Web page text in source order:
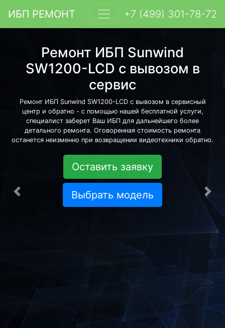
ИБП РЕМОНТ +7 (499) 301-78-72
Ремонт ИБП Sunwind
SW1200-LCD с вывозом в
сервис
Ремонт ИБП Sunwind SW1200-LCD с вывозом в сервисный
центр и обратно - с помощью нашей бесплатной услуги,
специалист заберет Ваш ИБП для дальнейшего более
детального ремонта. Оговоренная стоимость ремонта
останется неизменно при возвращении видеотехники обратно.
Оставить заявку
Выбрать модель
Предыдущая